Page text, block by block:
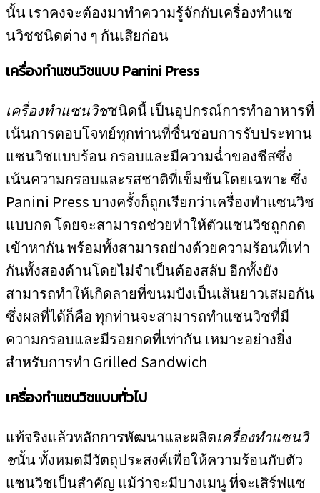
นั้น เราคงจะต้องมาทำความรู้จักกับเครื่องทำแซ
นวิชชนิดต่าง ๆ กันเสียก่อน
เครื่องทำแซนวิชแบบ Panini Press
เครื่องทำแซนวิชชนิดนี้ เป็นอุปกรณ์การทำอาหารที่
เน้นการตอบโจทย์ทุกท่านที่ชื่นชอบการรับประทาน
แซนวิชแบบร้อน กรอบและมีความฉ่ำของชีสซึ่ง
เน้นความกรอบและรสชาติที่เข็มข้นโดยเฉพาะ ซึ่ง
Panini Press บางครั้งก็ถูกเรียกว่าเครื่องทำแซนวิช
แบบกด โดยจะสามารถช่วยทำให้ตัวแซนวิชถูกกด
เข้าหากัน พร้อมทั้งสามารถย่างด้วยความร้อนที่เท่า
กันทั้งสองด้านโดยไม่จำเป็นต้องสลับ อีกทั้งยัง
สามารถทำให้เกิดลายที่ขนมปังเป็นเส้นยาวเสมอกัน
ซึ่งผลที่ได้ก็คือ ทุกท่านจะสามารถทำแซนวิชที่มี
ความกรอบและมีรอยกดที่เท่ากัน เหมาะอย่างยิ่ง
สำหรับการทำ Grilled Sandwich
เครื่องทำแซนวิชแบบทั่วไป
แท้จริงแล้วหลักการพัฒนาและผลิตเครื่องทำแซนวิ
ชนั้น ทั้งหมดมีวัตถุประสงค์เพื่อให้ความร้อนกับตัว
แซนวิชเป็นสำคัญ แม้ว่าจะมีบางเมนู ที่จะเสิร์ฟแซ